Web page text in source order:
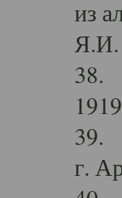
из
Я.И.
38.
39.
г.